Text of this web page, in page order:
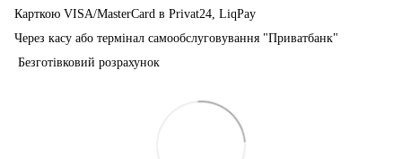
Карткою VISA/MasterCard в Рrivat24, LiqPay
Через касу або термінал самообслуговування "Приватбанк"
Безготівковий розрахунок